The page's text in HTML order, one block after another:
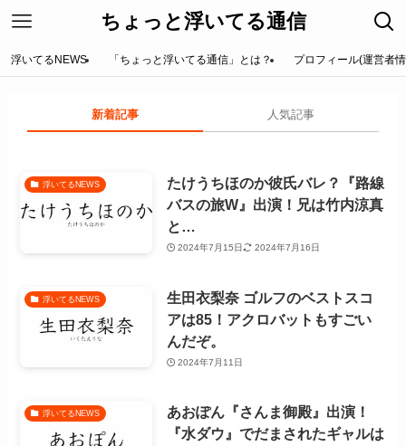
ちょっと浮いてる通信
浮いてるNEWS 「ちょっと浮いてる通信」とは？ プロフィール(運営者
新着記事 人気記事
浮いてるNEWS
たけうちほのか彼氏バレ？『路線
バスの旅W』出演！兄は竹内涼真
と…
2024年7月15日 2024年7月16日
浮いてるNEWS
生田衣梨奈 ゴルフのベストスコ
アは85！アクロバットもすごい
んだぞ。
2024年7月11日
浮いてるNEWS
あおぽん『さんま御殿』出演！
『水ダウ』でだまされたギャルは